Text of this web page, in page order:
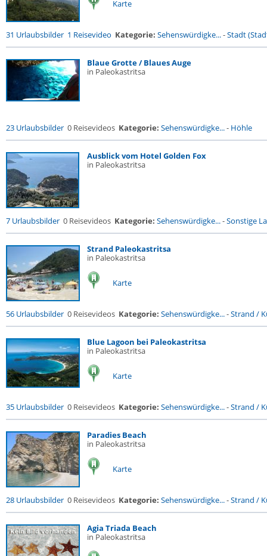
Karte
31 Urlaubsbilder 1 Reisevideo Kategorie: Sehenswürdigke...-Stadt
Blaue Grotte / Blaues Auge
in Paleokastritsa
23 Urlaubsbilder 0 Reisevideos Kategorie: Sehenswürdigke...- Höhle
Ausblick vom Hotel Golden Fox
in Paleokastritsa
7 Urlaubsbilder 0 Reisevideos Kategorie: Sehenswürdigke...-Sonstige
Strand Paleokastritsa
in Paleokastritsa
Karte
56 Urlaubsbilder 0 Reisevideos Kategorie: Sehenswürdigke...-Strand /
Blue Lagoon bei Paleokastritsa
in Paleokastritsa
Karte
35 Urlaubsbilder 0 Reisevideos Kategorie: Sehenswürdigke...-Strand /
Paradies Beach
in Paleokastritsa
Karte
28 Urlaubsbilder 0 Reisevideos Kategorie: Sehenswürdigke...-Strand /
Agia Triada Beach
in Paleokastritsa